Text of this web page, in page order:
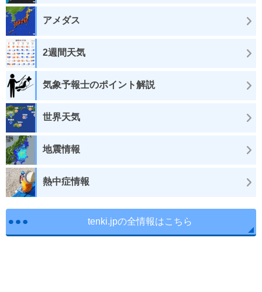
アメダス
2週間天気
気象予報士のポイント解説
世界天気
地震情報
熱中症情報
tenki.jpの全情報はこちら